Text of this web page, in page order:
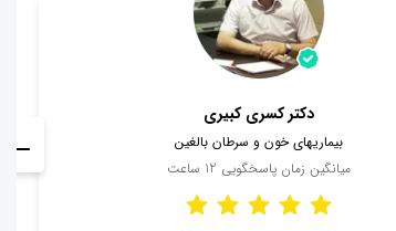
دکتر کسری کبیری
بیماریهای خون و سرطان بالغین
میانگین زمان پاسخگویی 12 ساعت